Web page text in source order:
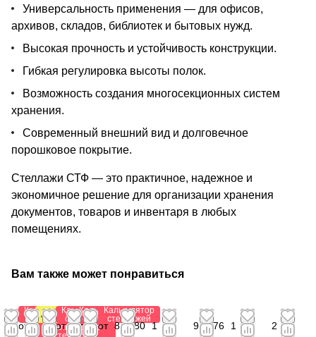
Универсальность применения — для офисов,
архивов, складов, библиотек и бытовых нужд.
Высокая прочность и устойчивость конструкции.
Гибкая регулировка высоты полок.
Возможность создания многосекционных систем
хранения.
Современный внешний вид и долговечное
порошковое покрытие.
Стеллажи СТФ — это практичное, надежное и
экономичное решение для организации хранения
документов, товаров и инвентаря в любых
помещениях.
Вам также может понравиться
Калькулятор
стеллажей
от
Антистатический
Калькулятор
от 2
Калькулятор
стеллажей
от 1
Калькулятор
стеллажей
от
Калькулятор
стеллажей
от 841,80 1
941,76
1
2